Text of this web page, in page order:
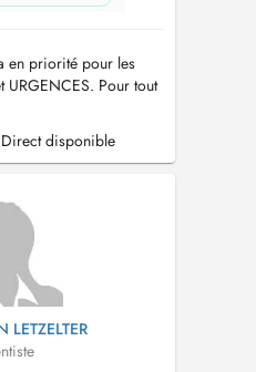
en priorité pour les
URGENCES. Pour tout
fortement
directement au
dentiste.lu
disponible
LETZELTER